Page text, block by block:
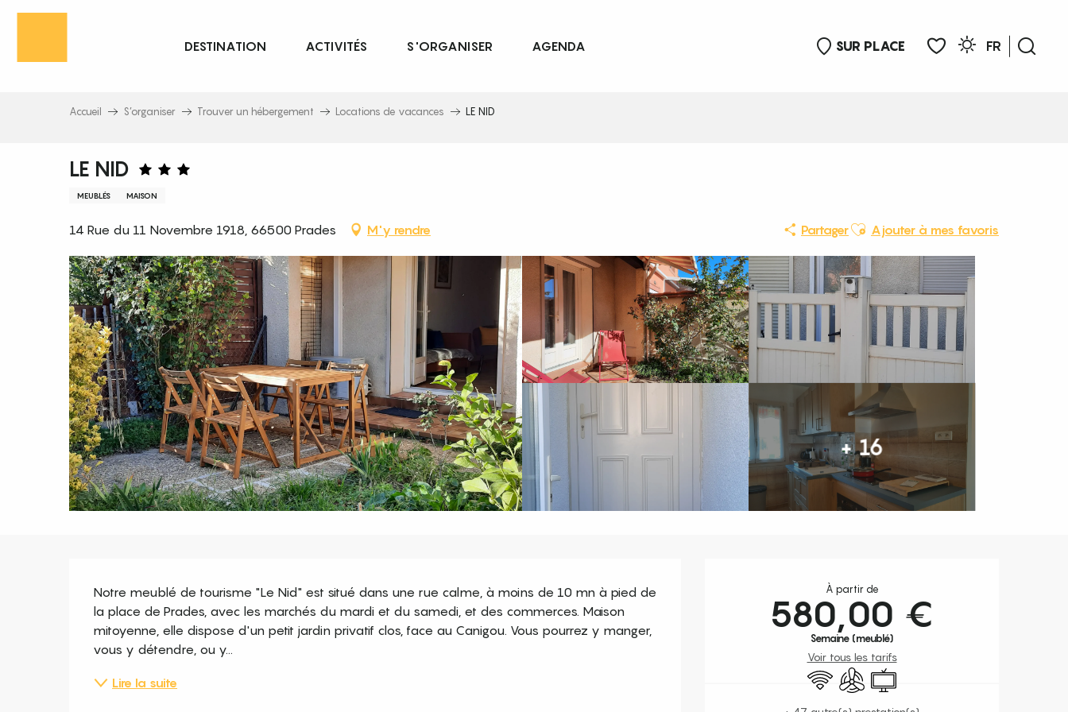
Aller
principal
SUR PLACE
FR
DESTINATION ACTIVITÉS S'ORGANISER AGENDA
Accueil S’organiser Trouver un hébergement Locations de vacances LE NID
LE NID
MEUBLÉS MAISON
14 Rue du 11 Novembre 1918, 66500 Prades M'y rendre PartagerAjouter aux favoris
Ajouter à mes favoris
+ 16
Ouverture et coordonnées
À partir de
580,00 €
Semaine (meublé)
Voir tous les tarifs
WiFi Air conditionné
Télévision
Description
Notre meublé de tourisme "Le Nid" est situé dans une rue calme, à moins de 10 mn à pied de
la place de Prades, avec les marchés du mardi et du samedi, et des commerces. Maison
mitoyenne, elle dispose d'un petit jardin privatif clos, face au Canigou. Vous pourrez y manger,
vous y détendre, ou y...
Lire la suite